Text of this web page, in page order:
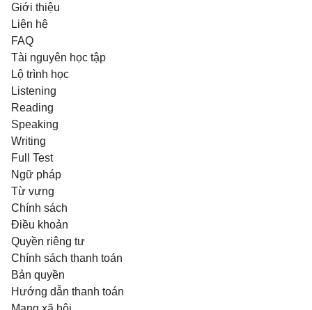
Giới thiệu
Liên hệ
FAQ
Tài nguyên học tập
Lộ trình học
Listening
Reading
Speaking
Writing
Full Test
Ngữ pháp
Từ vựng
Chính sách
Điều khoản
Quyền riêng tư
Chính sách thanh toán
Bản quyền
Hướng dẫn thanh toán